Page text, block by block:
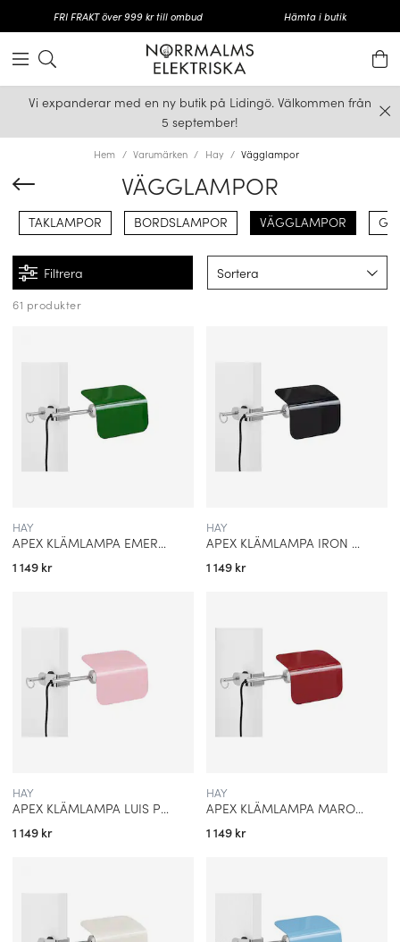
FRI FRAKT över 999 kr till ombud Hämta i butik
Vi expanderar med en ny butik på Lidingö. Välkommen från
5 september!
Hem Varumärken Hay Vägglampor
VÄGGLAMPOR
TAKLAMPOR BORDSLAMPOR VÄGGLAMPOR
Filtrera Sortera
61 produkter
HAY
APEX KLÄMLAMPA EMERALD GREEN
1 149 kr
HAY
APEX KLÄMLAMPA IRON BLACK
1 149 kr
HAY
APEX KLÄMLAMPA LUIS PINK
1 149 kr
HAY
APEX KLÄMLAMPA MAROON RED
1 149 kr